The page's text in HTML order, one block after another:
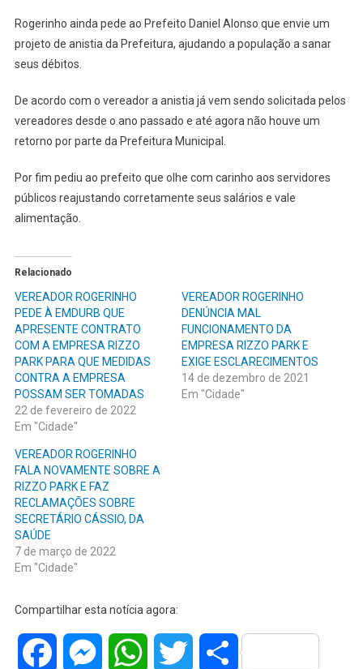
Rogerinho ainda pede ao Prefeito Daniel Alonso que envie um
projeto de anistia da Prefeitura, ajudando a população a sanar
seus débitos.
De acordo com o vereador a anistia já vem sendo solicitada pelos
vereadores desde o ano passado e até agora não houve um
retorno por parte da Prefeitura Municipal.
Por fim pediu ao prefeito que olhe com carinho aos servidores
públicos reajustando corretamente seus salários e vale
alimentação.
Relacionado
VEREADOR ROGERINHO
PEDE À EMDURB QUE
APRESENTE CONTRATO
COM A EMPRESA RIZZO
PARK PARA QUE MEDIDAS
CONTRA A EMPRESA
POSSAM SER TOMADAS
22 de fevereiro de 2022
Em "Cidade"
VEREADOR ROGERINHO
DENÚNCIA MAL
FUNCIONAMENTO DA
EMPRESA RIZZO PARK E
EXIGE ESCLARECIMENTOS
14 de dezembro de 2021
Em "Cidade"
VEREADOR ROGERINHO
FALA NOVAMENTE SOBRE A
RIZZO PARK E FAZ
RECLAMAÇÕES SOBRE
SECRETÁRIO CÁSSIO, DA
SAÚDE
7 de março de 2022
Em "Cidade"
Compartilhar esta notícia agora:
Facebook MessengerWhatsAppTwitter Share